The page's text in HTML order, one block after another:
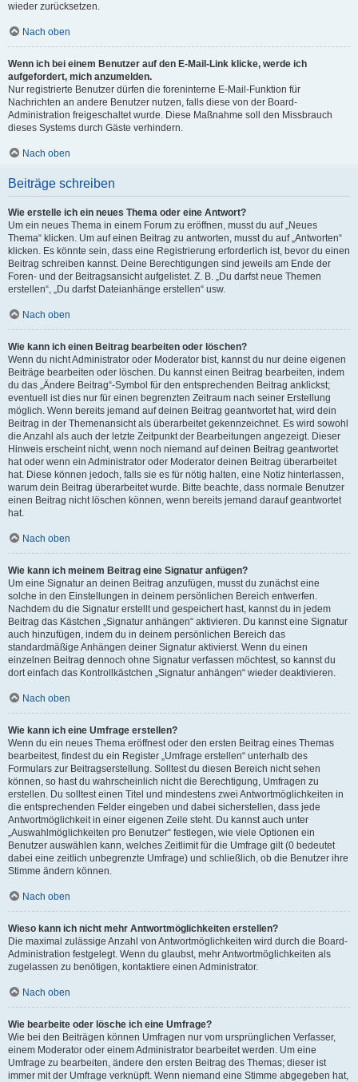
wieder zurücksetzen.
Nach oben
Wenn ich bei einem Benutzer auf den E-Mail-Link klicke, werde ich
aufgefordert, mich anzumelden.
Nur registrierte Benutzer dürfen die foreninterne E-Mail-Funktion für
Nachrichten an andere Benutzer nutzen, falls diese von der Board-
Administration freigeschaltet wurde. Diese Maßnahme soll den Missbrauch
dieses Systems durch Gäste verhindern.
Nach oben
Beiträge schreiben
Wie erstelle ich ein neues Thema oder eine Antwort?
Um ein neues Thema in einem Forum zu eröffnen, musst du auf „Neues
Thema“ klicken. Um auf einen Beitrag zu antworten, musst du auf „Antworten“
klicken. Es könnte sein, dass eine Registrierung erforderlich ist, bevor du einen
Beitrag schreiben kannst. Deine Berechtigungen sind jeweils am Ende der
Foren- und der Beitragsansicht aufgelistet. Z. B. „Du darfst neue Themen
erstellen“, „Du darfst Dateianhänge erstellen“ usw.
Nach oben
Wie kann ich einen Beitrag bearbeiten oder löschen?
Wenn du nicht Administrator oder Moderator bist, kannst du nur deine eigenen
Beiträge bearbeiten oder löschen. Du kannst einen Beitrag bearbeiten, indem
du das „Ändere Beitrag“-Symbol für den entsprechenden Beitrag anklickst;
eventuell ist dies nur für einen begrenzten Zeitraum nach seiner Erstellung
möglich. Wenn bereits jemand auf deinen Beitrag geantwortet hat, wird dein
Beitrag in der Themenansicht als überarbeitet gekennzeichnet. Es wird sowohl
die Anzahl als auch der letzte Zeitpunkt der Bearbeitungen angezeigt. Dieser
Hinweis erscheint nicht, wenn noch niemand auf deinen Beitrag geantwortet
hat oder wenn ein Administrator oder Moderator deinen Beitrag überarbeitet
hat. Diese können jedoch, falls sie es für nötig halten, eine Notiz hinterlassen,
warum dein Beitrag überarbeitet wurde. Bitte beachte, dass normale Benutzer
einen Beitrag nicht löschen können, wenn bereits jemand darauf geantwortet
hat.
Nach oben
Wie kann ich meinem Beitrag eine Signatur anfügen?
Um eine Signatur an deinen Beitrag anzufügen, musst du zunächst eine
solche in den Einstellungen in deinem persönlichen Bereich entwerfen.
Nachdem du die Signatur erstellt und gespeichert hast, kannst du in jedem
Beitrag das Kästchen „Signatur anhängen“ aktivieren. Du kannst eine Signatur
auch hinzufügen, indem du in deinem persönlichen Bereich das
standardmäßige Anhängen deiner Signatur aktivierst. Wenn du einen
einzelnen Beitrag dennoch ohne Signatur verfassen möchtest, so kannst du
dort einfach das Kontrollkästchen „Signatur anhängen“ wieder deaktivieren.
Nach oben
Wie kann ich eine Umfrage erstellen?
Wenn du ein neues Thema eröffnest oder den ersten Beitrag eines Themas
bearbeitest, findest du ein Register „Umfrage erstellen“ unterhalb des
Formulars zur Beitragserstellung. Solltest du diesen Bereich nicht sehen
können, so hast du wahrscheinlich nicht die Berechtigung, Umfragen zu
erstellen. Du solltest einen Titel und mindestens zwei Antwortmöglichkeiten in
die entsprechenden Felder eingeben und dabei sicherstellen, dass jede
Antwortmöglichkeit in einer eigenen Zeile steht. Du kannst auch unter
„Auswahlmöglichkeiten pro Benutzer“ festlegen, wie viele Optionen ein
Benutzer auswählen kann, welches Zeitlimit für die Umfrage gilt (0 bedeutet
dabei eine zeitlich unbegrenzte Umfrage) und schließlich, ob die Benutzer ihre
Stimme ändern können.
Nach oben
Wieso kann ich nicht mehr Antwortmöglichkeiten erstellen?
Die maximal zulässige Anzahl von Antwortmöglichkeiten wird durch die Board-
Administration festgelegt. Wenn du glaubst, mehr Antwortmöglichkeiten als
zugelassen zu benötigen, kontaktiere einen Administrator.
Nach oben
Wie bearbeite oder lösche ich eine Umfrage?
Wie bei den Beiträgen können Umfragen nur vom ursprünglichen Verfasser,
einem Moderator oder einem Administrator bearbeitet werden. Um eine
Umfrage zu bearbeiten, ändere den ersten Beitrag des Themas; dieser ist
immer mit der Umfrage verknüpft. Wenn niemand eine Stimme abgegeben hat,